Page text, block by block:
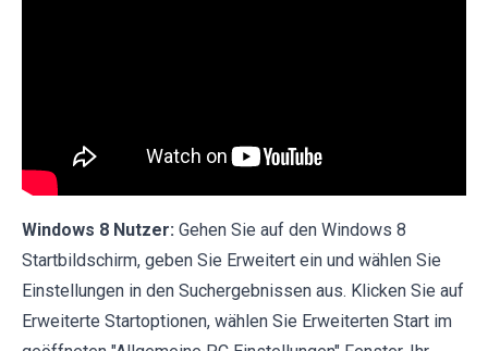
Windows 8 Nutzer: Gehen Sie auf den Windows 8
Startbildschirm, geben Sie Erweitert ein und wählen Sie
Einstellungen in den Suchergebnissen aus. Klicken Sie auf
Erweiterte Startoptionen, wählen Sie Erweiterten Start im